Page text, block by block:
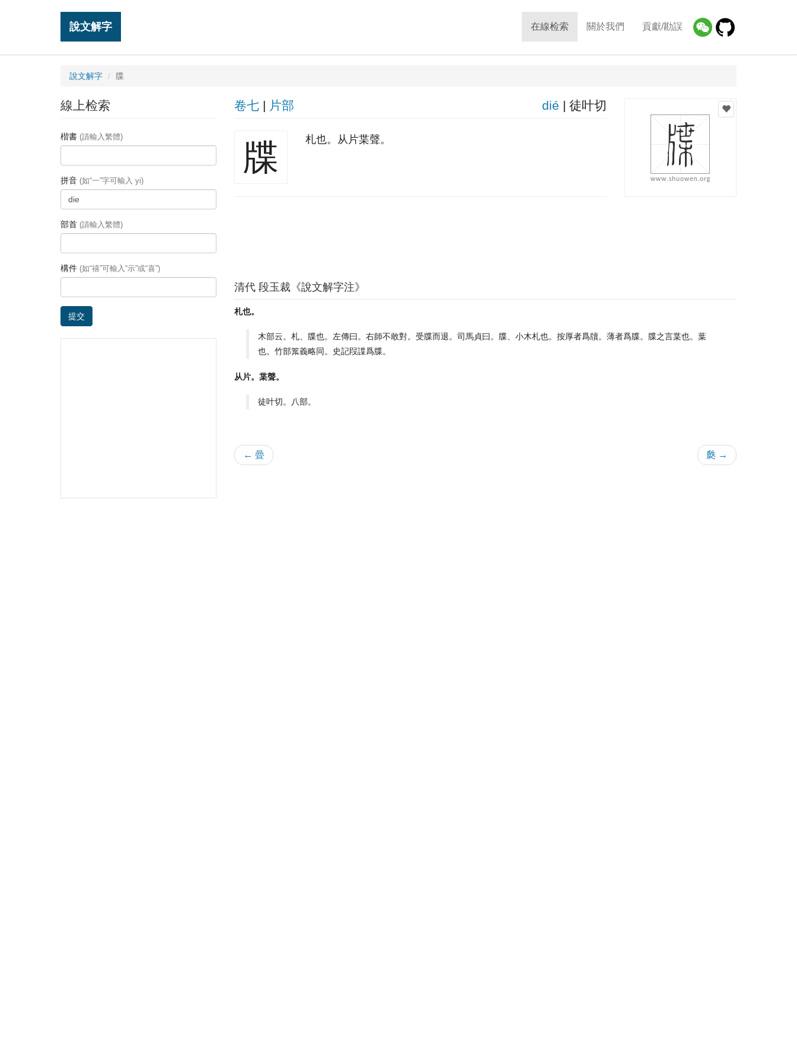
說文解字 在線检索 關於我們 貢獻/勘誤
說文解字 牒
卷七| 片部 dié | 徒叶切
牒 札也。从片枼聲。
清代 段玉裁《說文解字注》
札也。
木部云。札、牒也。左傳曰。右師不敢對。受牒而退。司馬貞曰。牒、小木札也。按厚者爲牘。薄者爲牒。牒之言枼也。葉
也。竹部䈎義略同。史記叚諜爲牒。
从片。枼聲。
徒叶切。八部。
← 曡 瓞 →
線上检索
楷書 (請輸入繁體)
拼音 (如“一”字可輸入 yi)
部首 (請輸入繁體)
構件 (如“禧”可輸入“示”或“喜”)
提交